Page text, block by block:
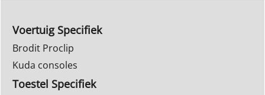
Voertuig Specifiek
Brodit Proclip
Kuda consoles
Toestel Specifiek